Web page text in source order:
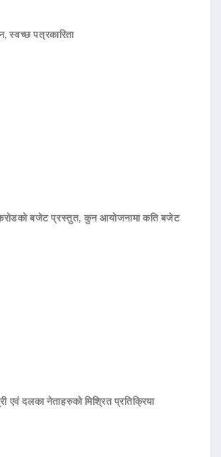
स्वच्छ पत्रकारिता
बजेट प्रस्तुत, कुन आयोजनामा कति बजेट
एवं दलका नेताहरुको मिश्रित प्रतिक्रिया